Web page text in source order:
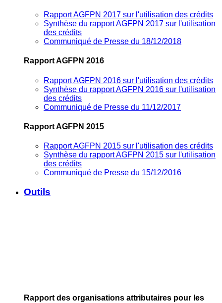
Rapport AGFPN 2017 sur l'utilisation des crédits
Synthèse du rapport AGFPN 2017 sur l'utilisation
des crédits
Communiqué de Presse du 18/12/2018
Rapport AGFPN 2016
Rapport AGFPN 2016 sur l'utilisation des crédits
Synthèse du rapport AGFPN 2016 sur l'utilisation
des crédits
Communiqué de Presse du 11/12/2017
Rapport AGFPN 2015
Rapport AGFPN 2015 sur l'utilisation des crédits
Synthèse du rapport AGFPN 2015 sur l'utilisation
des crédits
Communiqué de Presse du 15/12/2016
Outils
Rapport des organisations attributaires pour les